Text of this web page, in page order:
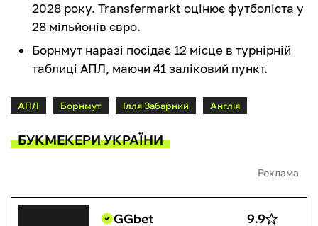
2028 року. Transfermarkt оцінює футболіста у
28 мільйонів євро.
Борнмут наразі посідає 12 місце в турнірній
таблиці АПЛ, маючи 41 заліковий пункт.
АПЛ Борнмут Ілля Забарний Англія
БУКМЕКЕРИ УКРАЇНИ
Реклама
GGbet 9.9